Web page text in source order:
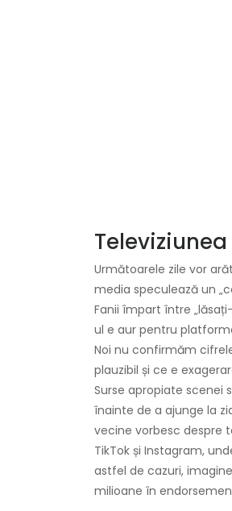
Următoarele zile vor
media speculează un
Fanii împart între
ul e aur pentru
Noi nu confirmăm
plauzibil și ce e
Surse apropiate scenei
înainte de a ajunge la
vecine vorbesc despre
TikTok și Instagram,
astfel de cazuri,
milioane în